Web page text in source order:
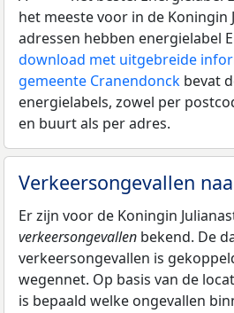
het meeste voor in de Koningin
adressen hebben energielabel
download met uitgebreide
gemeente Cranendonck bevat
energielabels, zowel per
en buurt als per adres.
Verkeersongevallen
Er zijn voor de Koningin
verkeersongevallen bekend. De
verkeersongevallen is
wegennet. Op basis van de
is bepaald welke ongevallen